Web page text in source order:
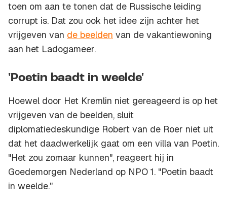
toen om aan te tonen dat de Russische leiding
corrupt is. Dat zou ook het idee zijn achter het
vrijgeven van de beelden van de vakantiewoning
aan het Ladogameer.
'Poetin baadt in weelde'
Hoewel door Het Kremlin niet gereageerd is op het
vrijgeven van de beelden, sluit
diplomatiedeskundige Robert van de Roer niet uit
dat het daadwerkelijk gaat om een villa van Poetin.
"Het zou zomaar kunnen", reageert hij in
Goedemorgen Nederland op NPO 1. "Poetin baadt
in weelde."